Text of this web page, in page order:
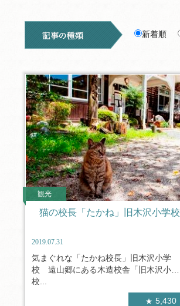
新着順
観光
猫の校長「たかね」旧木沢小学校
2019.07.31
気まぐれな「たかね校長」旧木沢小学
校 遠山郷にある木造校舎「旧木沢小学
校...
5,430